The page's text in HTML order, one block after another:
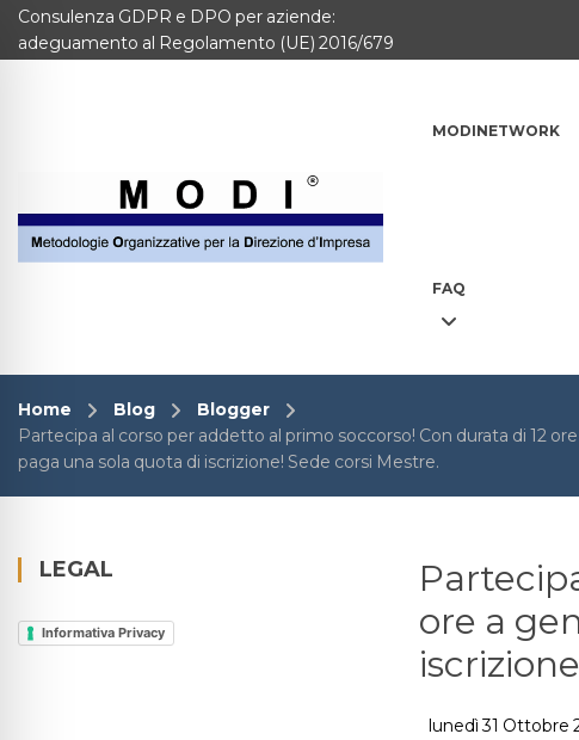
MODINETWORK
Chi Siamo
Corsi
Blog e info
Consulenza GDPR e DPO per aziende:
adeguamento al Regolamento (UE) 2016/679
MODINETWORK
FAQ
Home Blog
Blogger
Partecipa al corso per addetto al primo soccorso! Con durata di 12
paga una sola quota di iscrizione! Sede corsi Mestre.
ore a
lunedì 31 Ottobre
LEGAL
Informativa Privacy